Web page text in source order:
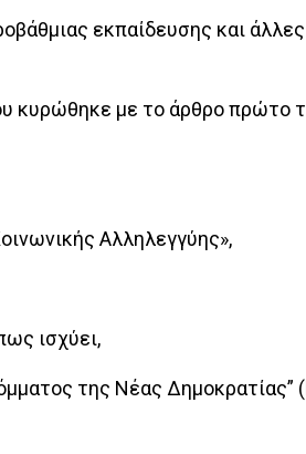
εκπαίδευσης και άλλες
κυρώθηκε με το άρθρο πρώτο
Αλληλεγγύης»,
ισχύει,
της Νέας Δημοκρατίας”